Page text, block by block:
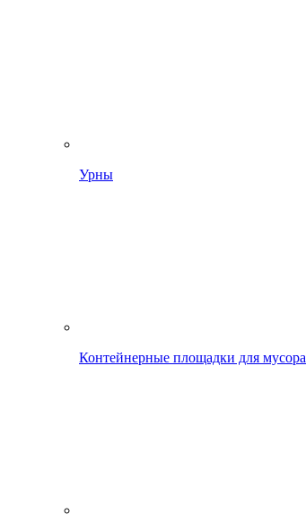
Урны
Контейнерные площадки для мусора